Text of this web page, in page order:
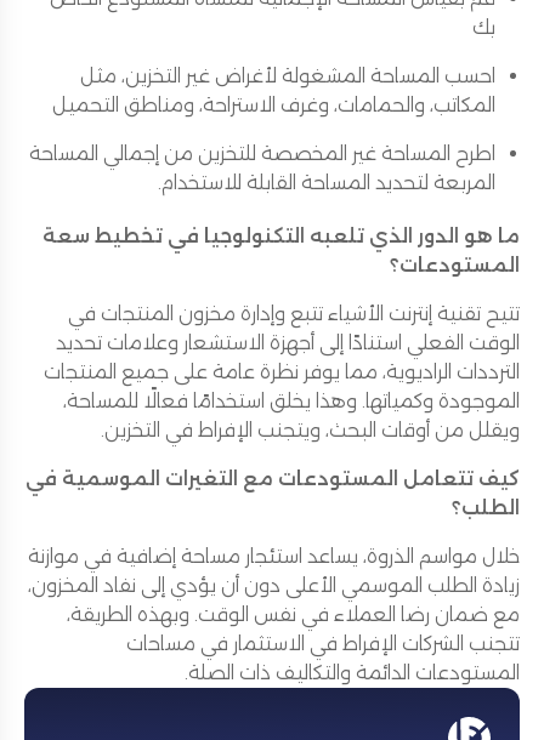
بك
احسب المساحة المشغولة لأغراض غير التخزين، مثل
المكاتب، والحمامات، وغرف الاستراحة، ومناطق التحميل
اطرح المساحة غير المخصصة للتخزين من إجمالي المساحة
المربعة لتحديد المساحة القابلة للاستخدام.
ما هو الدور الذي تلعبه التكنولوجيا في تخطيط سعة
المستودعات؟
تتيح تقنية إنترنت الأشياء تتبع وإدارة مخزون المنتجات في
الوقت الفعلي استنادًا إلى أجهزة الاستشعار وعلامات تحديد
الترددات الراديوية، مما يوفر نظرة عامة على جميع المنتجات
الموجودة وكمياتها. وهذا يخلق استخدامًا فعالًا للمساحة،
ويقلل من أوقات البحث، ويتجنب الإفراط في التخزين.
كيف تتعامل المستودعات مع التغيرات الموسمية في
الطلب؟
خلال مواسم الذروة، يساعد استئجار مساحة إضافية في موازنة
زيادة الطلب الموسمي الأعلى دون أن يؤدي إلى نفاد المخزون،
مع ضمان رضا العملاء في نفس الوقت. وبهذه الطريقة،
تتجنب الشركات الإفراط في الاستثمار في مساحات
المستودعات الدائمة والتكاليف ذات الصلة.